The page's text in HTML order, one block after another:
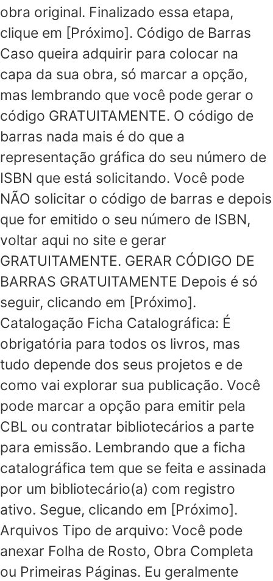
obra original. Finalizado essa etapa,
clique em [Próximo]. Código de Barras
Caso queira adquirir para colocar na
capa da sua obra, só marcar a opção,
mas lembrando que você pode gerar o
código GRATUITAMENTE. O código de
barras nada mais é do que a
representação gráfica do seu número de
ISBN que está solicitando. Você pode
NÃO solicitar o código de barras e depois
que for emitido o seu número de ISBN,
voltar aqui no site e gerar
GRATUITAMENTE. GERAR CÓDIGO DE
BARRAS GRATUITAMENTE Depois é só
seguir, clicando em [Próximo].
Catalogação Ficha Catalográfica: É
obrigatória para todos os livros, mas
tudo depende dos seus projetos e de
como vai explorar sua publicação. Você
pode marcar a opção para emitir pela
CBL ou contratar bibliotecários a parte
para emissão. Lembrando que a ficha
catalográfica tem que se feita e assinada
por um bibliotecário(a) com registro
ativo. Segue, clicando em [Próximo].
Arquivos Tipo de arquivo: Você pode
anexar Folha de Rosto, Obra Completa
ou Primeiras Páginas. Eu geralmente